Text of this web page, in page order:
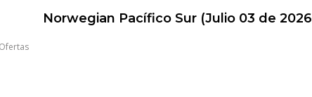
Norwegian Pacífico Sur (Julio 03 de
Ofertas